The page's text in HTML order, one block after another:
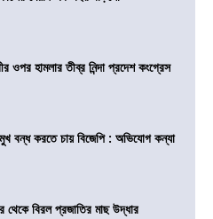
ওপর হামলার তীব্র নিন্দা প্রদেশ কংগ্রেস
বন্ধ করতে চায় বিজেপি : অভিযোগ কন্যা
থেকে বিরল প্রজাতির মাছ উদ্ধার